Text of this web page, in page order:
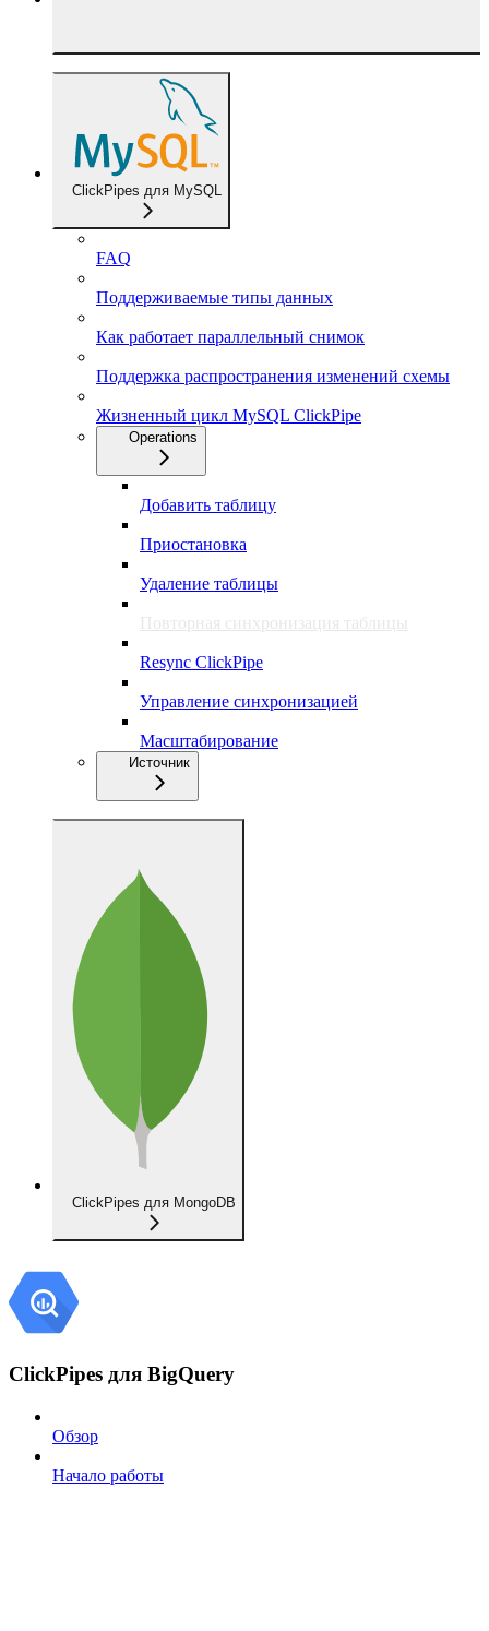
ClickPipes для MySQL
FAQ
Поддерживаемые типы данных
Как работает параллельный снимок
Поддержка распространения изменений схемы
Жизненный цикл MySQL ClickPipe
Operations
Добавить таблицу
Приостановка
Удаление таблицы
Повторная синхронизация таблицы
Resync ClickPipe
Управление синхронизацией
Масштабирование
Источник
ClickPipes для MongoDB
ClickPipes для BigQuery
Обзор
Начало работы